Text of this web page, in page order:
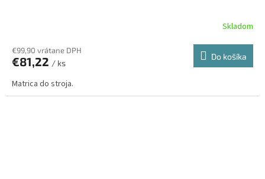
Skladom
€99,90 vrátane DPH
€81,22 / ks
Do košíka
Matrica do stroja.